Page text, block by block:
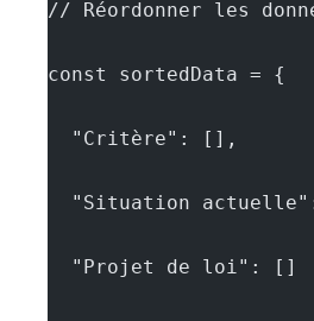
// Réordonner les
const sortedData = {
  "Critère": [],
"Situation
  "Projet de loi": []